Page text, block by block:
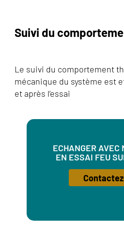
Suivi du
Le suivi du comportement
mécanique du système est
et après l’essai
ECHANGER AVEC
EN ESSAI FEU